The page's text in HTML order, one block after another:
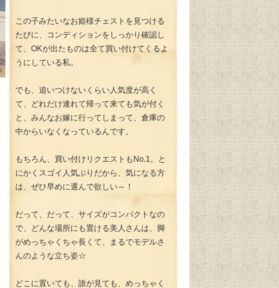
この子みたいなお姫様チェストを見つける
たびに、コンディションをしっかり確認し
て、OKが出たものは全て買い付けてくるよ
うにしている私。
でも、追いつけないくらい人気度が高く
て、どれだけ連れて帰って来ても気が付く
と、みんなお嫁に行ってしまって、倉庫の
中からいなくなっているんです。
もちろん、買い付けリクエストもNo.1。と
にかくスゴイ人気ぶりだから、気になる方
は、ぜひ早めに選んで欲しい～！
だって、だって、サイズがコンパクトなの
で、どんな場所にも置ける美人さんは、脚
がめっちゃくちゃ長くて、まるでモデルさ
んのような立ち姿☆
どこに置いても、誰が見ても、めっちゃく